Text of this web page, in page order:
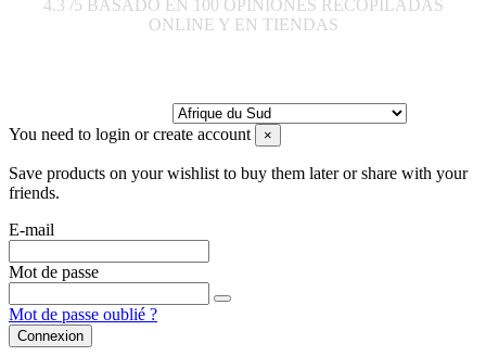
4.3 /5 BASADO EN 100 OPINIONES RECOPILADAS
ONLINE Y EN TIENDAS
You need to login or create account ×
Save products on your wishlist to buy them later or share with your
friends.
E-mail
Mot de passe
Mot de passe oublié ?
Connexion